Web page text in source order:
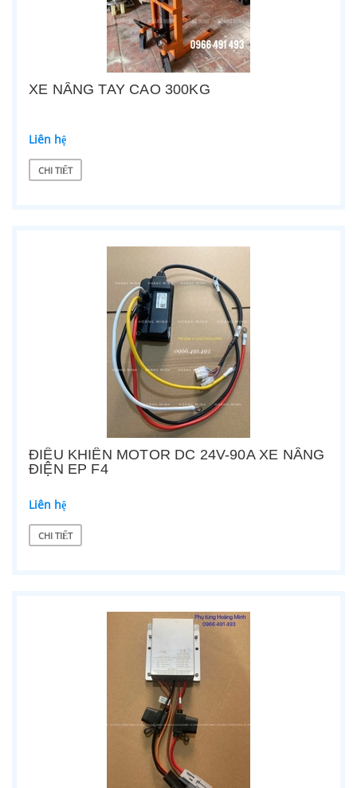
XE NÂNG TAY CAO 300KG
Liên hệ
CHI TIẾT
ĐIỀU KHIỂN MOTOR DC 24V-90A XE NÂNG
ĐIỆN EP F4
Liên hệ
CHI TIẾT